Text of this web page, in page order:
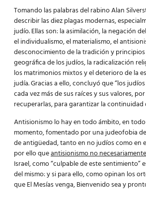
Tomando las palabras del rabino Alan
describir las diez plagas modernas,
judío. Ellas son: la asimilación, la negación
el individualismo, el materialismo, el
desconocimiento de la tradición y
geográfica de los judíos, la radicalización
los matrimonios mixtos y el deterioro de la
judía. Gracias a ello, concluyó que “los
cada vez más de sus raíces y sus valores,
recuperarlas, para garantizar la continuidad
Antisionismo lo hay en todo ámbito, en
momento, fomentado por una judeofobia
de antigüedad, tanto en no judíos como en
por ello queantisionismo no
Israel, como “culpable de este sentimiento”
del mismo: y si para ello, como opinan los
que El Mesías venga, Bienvenido sea y